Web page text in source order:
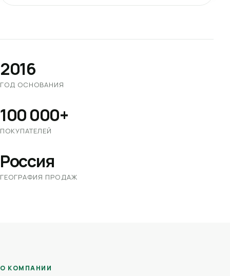
2016
ГОД ОСНОВАНИЯ
100 000+
ПОКУПАТЕЛЕЙ
Россия
ГЕОГРАФИЯ ПРОДАЖ
О КОМПАНИИ